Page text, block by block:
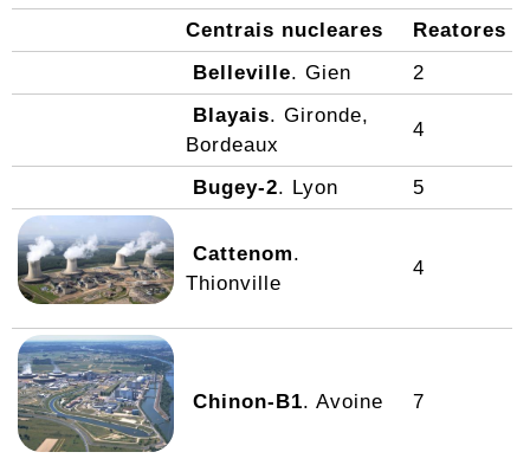
Centrais nucleares
Reatores
Belleville. Gien
2
Blayais. Gironde,
Bordeaux
4
Bugey-2. Lyon 5
Cattenom.
Thionville
4
Chinon-B1. Avoine 7